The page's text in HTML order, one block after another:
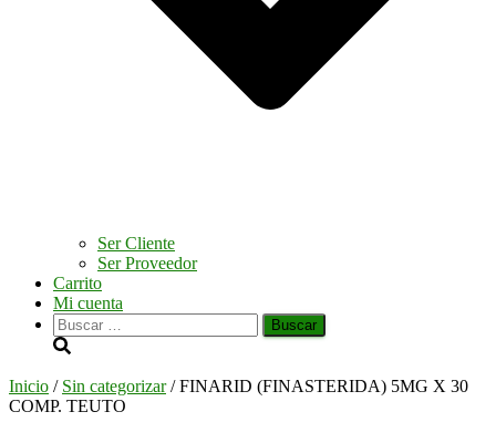
Ser Cliente
Ser Proveedor
Carrito
Mi cuenta
Buscar:
Inicio / Sin categorizar/ FINARID (FINASTERIDA) 5MG X 30
COMP. TEUTO